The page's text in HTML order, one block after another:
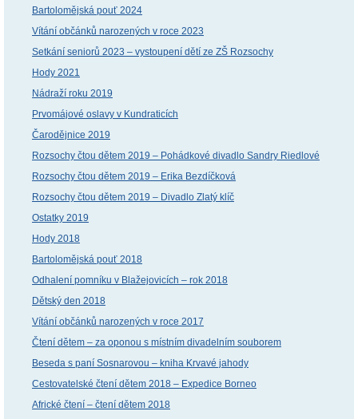
Bartolomějská pouť 2024
Vítání občánků narozených v roce 2023
Setkání seniorů 2023 – vystoupení dětí ze ZŠ Rozsochy
Hody 2021
Nádraží roku 2019
Prvomájové oslavy v Kundraticích
Čarodějnice 2019
Rozsochy čtou dětem 2019 – Pohádkové divadlo Sandry Riedlové
Rozsochy čtou dětem 2019 – Erika Bezdíčková
Rozsochy čtou dětem 2019 – Divadlo Zlatý klíč
Ostatky 2019
Hody 2018
Bartolomějská pouť 2018
Odhalení pomníku v Blažejovicích – rok 2018
Dětský den 2018
Vítání občánků narozených v roce 2017
Čtení dětem – za oponou s místním divadelním souborem
Beseda s paní Sosnarovou – kniha Krvavé jahody
Cestovatelské čtení dětem 2018 – Expedice Borneo
Africké čtení – čtení dětem 2018